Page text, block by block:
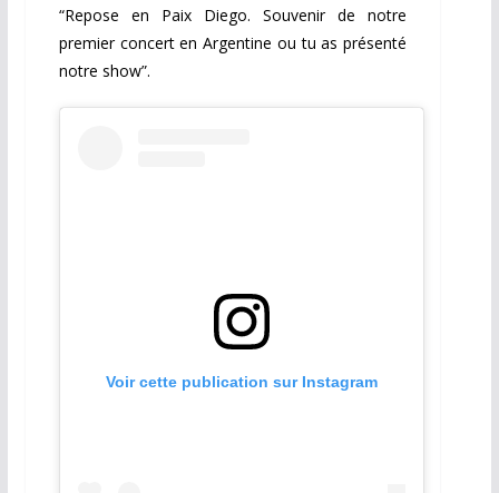
“Repose en Paix Diego. Souvenir de notre
premier concert en Argentine ou tu as présenté
notre show”.
Voir cette publication sur Instagram